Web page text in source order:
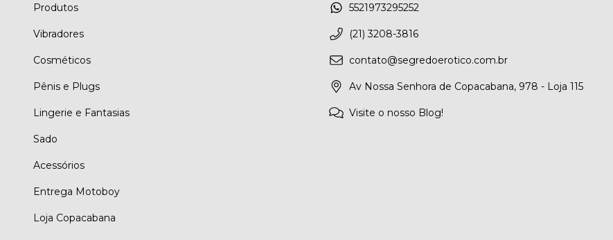
Produtos
Vibradores
Cosméticos
Pênis e Plugs
Lingerie e Fantasias
Sado
Acessórios
Entrega Motoboy
Loja Copacabana
5521973295252
(21) 3208-3816
contato@segredoerotico.com.br
Av Nossa Senhora de Copacabana, 978 - Loja 115
Visite o nosso Blog!